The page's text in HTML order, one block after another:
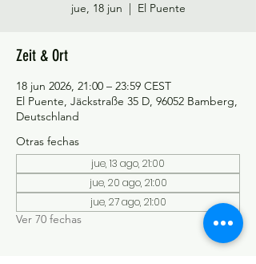
jue, 18 jun
  |
El Puente
Zeit & Ort
18 jun 2026, 21:00 – 23:59 CEST
El Puente, Jäckstraße 35 D, 96052 Bamberg,
Deutschland
Otras fechas
jue, 13 ago, 21:00
jue, 20 ago, 21:00
jue, 27 ago, 21:00
Ver 70 fechas